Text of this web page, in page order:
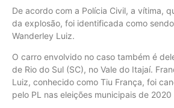
De acordo com a Polícia Civil, a vítima,
da explosão, foi identificada como
Wanderley Luiz.
O carro envolvido no caso também é
de Rio do Sul (SC), no Vale do Itajaí.
Luiz, conhecido como Tiu França, foi
pelo PL nas eleições municipais de 2020